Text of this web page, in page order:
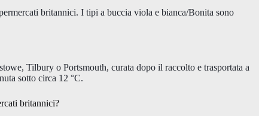
britannici. I tipi a buccia viola e bianca/Bonita sono
Tilbury o Portsmouth, curata dopo il raccolto e trasportata a
sotto circa 12 °C.
britannici?